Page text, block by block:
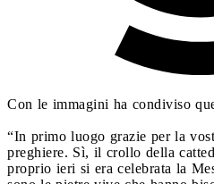
Con le immagini ha condiviso
“In primo luogo grazie per la
preghiere. Sì, il crollo della
proprio ieri si era celebrata la